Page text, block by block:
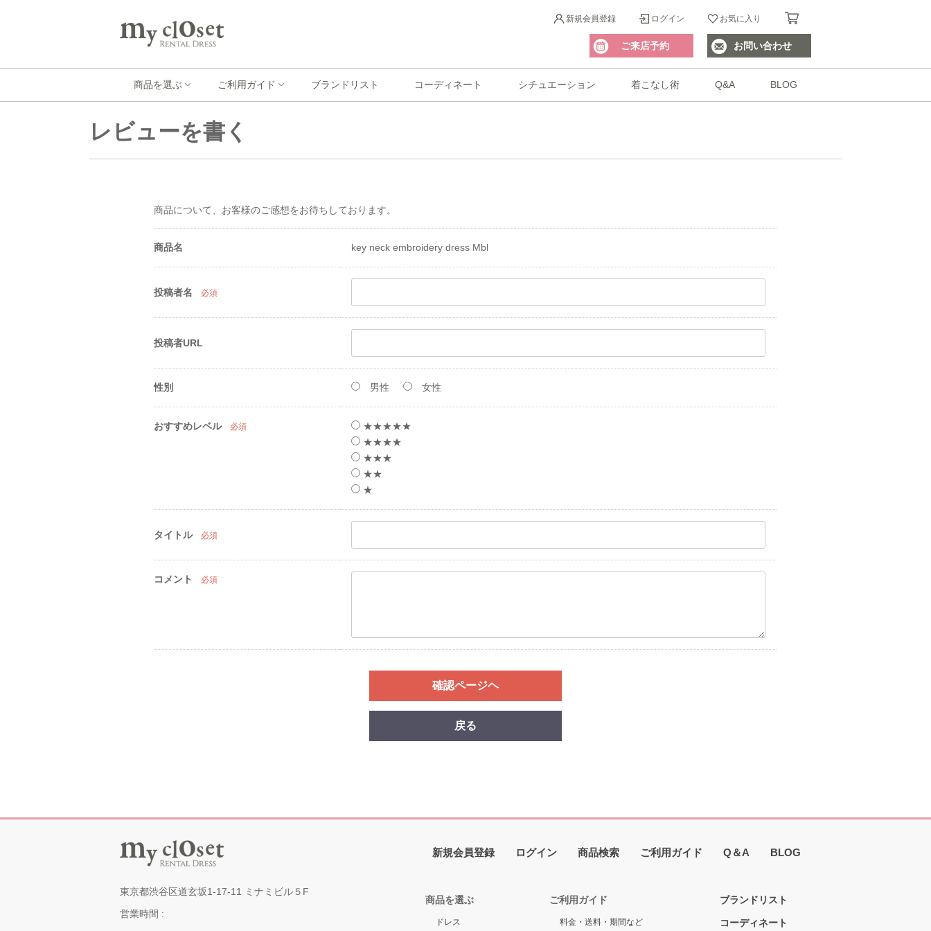
新規会員登録 ログイン お気に入り
ご来店予約 お問い合わせ
商品を選ぶ ご利用ガイド ブランドリスト コーディネート シチュエーション 着こなし術 Q&A BLOG
レビューを書く
商品について、お客様のご感想をお待ちしております。
商品名 key neck embroidery dress Mbl
投稿者名 必須
投稿者URL
性別 男性 女性
おすすめレベル 必須
★★★★★
★★★★
★★★
★★
★
タイトル 必須
コメント 必須
確認ページヘ
戻る
東京都渋谷区道玄坂1-17-11 ミナミビル５F
営業時間 :
新規会員登録 ログイン 商品検索 ご利用ガイド Q＆A BLOG
商品を選ぶ
ドレス
ご利用ガイド
料金・送料・期間など
ブランドリスト
コーディネート